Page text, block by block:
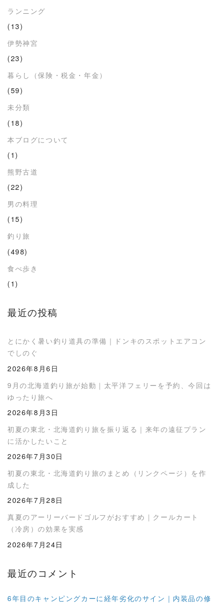
ランニング
(13)
伊勢神宮
(23)
暮らし（保険・税金・年金）
(59)
未分類
(18)
本ブログについて
(1)
熊野古道
(22)
男の料理
(15)
釣り旅
(498)
食べ歩き
(1)
最近の投稿
とにかく暑い釣り道具の準備｜ドンキのスポットエアコン
でしのぐ
2026年8月6日
9月の北海道釣り旅が始動｜太平洋フェリーを予約、今回は
ゆったり旅へ
2026年8月3日
初夏の東北・北海道釣り旅を振り返る｜来年の遠征プラン
に活かしたいこと
2026年7月30日
初夏の東北・北海道釣り旅のまとめ（リンクページ）を作
成した
2026年7月28日
真夏のアーリーバードゴルフがおすすめ｜クールカート
（冷房）の効果を実感
2026年7月24日
最近のコメント
6年目のキャンピングカーに経年劣化のサイン｜内装品の修